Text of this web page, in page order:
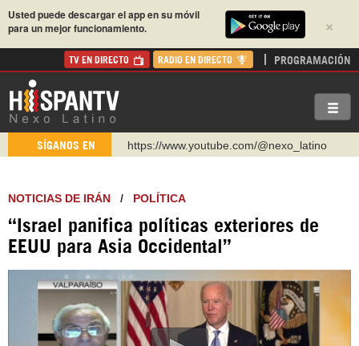
×
Usted puede descargar el app en su móvil
para un mejor funcionamiento.
TV EN DIRECTO RADIO EN DIRECTO PROGRAMACIÓN
SÍGANOS EN
https://www.youtube.com/@nexo_latino
https://t.me/hispantvcanal
https://urmedium.com/c/hispantv
WhatsApp y Viber: +98 921 79 29 404
https://www.facebook.com/Nexolatino.Canal
NOTICIAS DE IRÁN / POLÍTICA
“Israel panifica políticas exteriores de
EEUU para Asia Occidental”